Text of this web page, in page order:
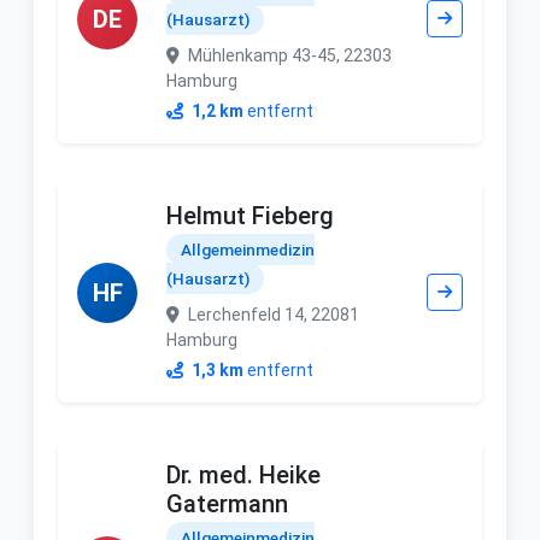
DE
(Hausarzt)
Mühlenkamp 43-45, 22303
Hamburg
1,2 km entfernt
HF
Helmut Fieberg
Allgemeinmedizin
(Hausarzt)
Lerchenfeld 14, 22081
Hamburg
1,3 km entfernt
Dr. med. Heike
Gatermann